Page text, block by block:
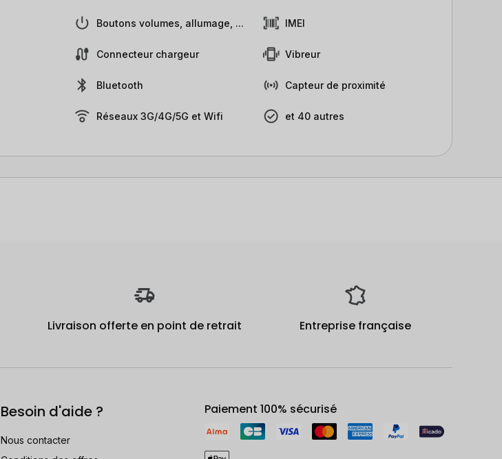
Boutons volumes, allumage, ...
Connecteur chargeur
Bluetooth
Réseaux 3G/4G/5G et Wifi
IMEI
Vibreur
Capteur de proximité
et 40 autres
Livraison offerte en point de retrait Entreprise française
Besoin d'aide ?
Nous contacter
Paiement 100% sécurisé